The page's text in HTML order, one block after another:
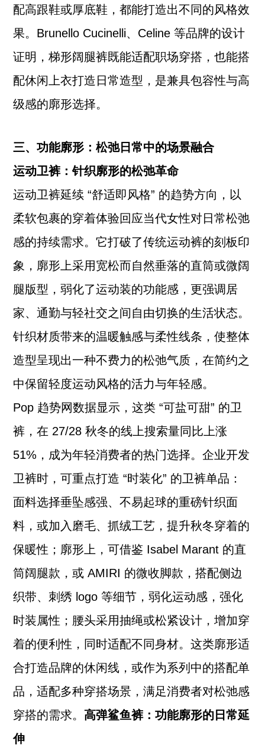
配高跟鞋或厚底鞋，都能打造出不同的风格效
果。Brunello Cucinelli、Celine 等品牌的设计
证明，梯形阔腿裤既能适配职场穿搭，也能搭
配休闲上衣打造日常造型，是兼具包容性与高
级感的廓形选择。
三、功能廓形：松弛日常中的场景融合
运动卫裤：针织廓形的松弛革命
运动卫裤延续 “舒适即风格” 的趋势方向，以
柔软包裹的穿着体验回应当代女性对日常松弛
感的持续需求。它打破了传统运动裤的刻板印
象，廓形上采用宽松而自然垂落的直筒或微阔
腿版型，弱化了运动装的功能感，更强调居
家、通勤与轻社交之间自由切换的生活状态。
针织材质带来的温暖触感与柔性线条，使整体
造型呈现出一种不费力的松弛气质，在简约之
中保留轻度运动风格的活力与年轻感。
Pop 趋势网数据显示，这类 “可盐可甜” 的卫
裤，在 27/28 秋冬的线上搜索量同比上涨
51%，成为年轻消费者的热门选择。企业开发
卫裤时，可重点打造 “时装化” 的卫裤单品：
面料选择垂坠感强、不易起球的重磅针织面
料，或加入磨毛、抓绒工艺，提升秋冬穿着的
保暖性；廓形上，可借鉴 Isabel Marant 的直
筒阔腿款，或 AMIRI 的微收脚款，搭配侧边
织带、刺绣 logo 等细节，弱化运动感，强化
时装属性；腰头采用抽绳或松紧设计，增加穿
着的便利性，同时适配不同身材。这类廓形适
合打造品牌的休闲线，或作为系列中的搭配单
品，适配多种穿搭场景，满足消费者对松弛感
穿搭的需求。高弹鲨鱼裤：功能廓形的日常延
伸